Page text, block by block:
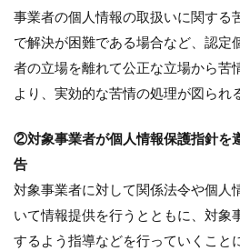
事業者の個人情報の取扱いに関する
で解決が困難である場合など、認定
者の立場を離れて公正な立場から苦
より、実効的な苦情の処理が図られ
②対象事業者が個人情報保護指針を
告
対象事業者に対して関係法令や個人
いて情報提供を行うとともに、対象
するよう指導などを行っていくこと